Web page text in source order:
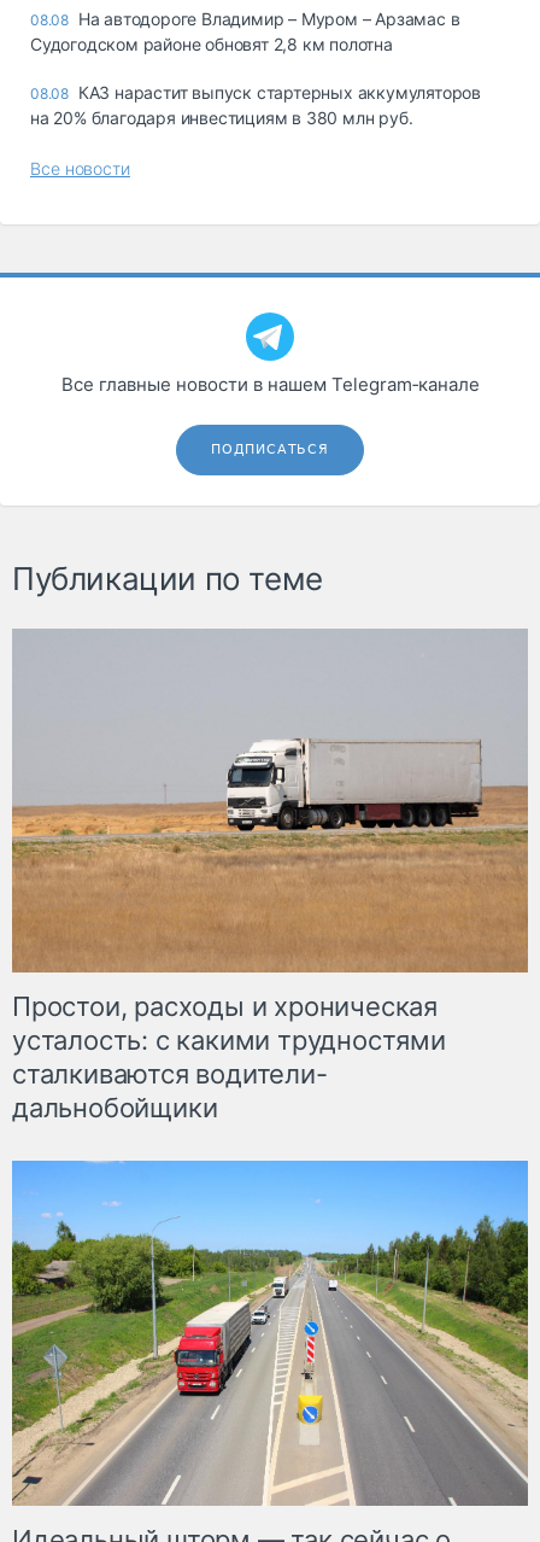
08.08 На автодороге Владимир – Муром – Арзамас в
Судогодском районе обновят 2,8 км полотна
08.08 КАЗ нарастит выпуск стартерных аккумуляторов
на 20% благодаря инвестициям в 380 млн руб.
Все новости
Все главные новости в нашем Telegram‑канале
ПОДПИСАТЬСЯ
Публикации по теме
Простои, расходы и хроническая
усталость: с какими трудностями
сталкиваются водители-
дальнобойщики